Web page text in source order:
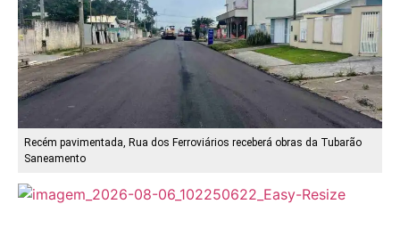
Recém pavimentada, Rua dos Ferroviários receberá obras da Tubarão
Saneamento